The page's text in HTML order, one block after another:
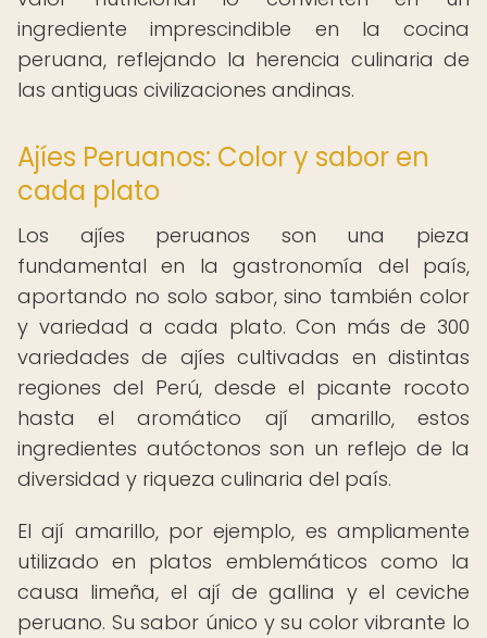
ingrediente imprescindible en la cocina
peruana, reflejando la herencia culinaria de
las antiguas civilizaciones andinas.
Ajíes Peruanos: Color y sabor en
cada plato
Los ajíes peruanos son una pieza
fundamental en la gastronomía del país,
aportando no solo sabor, sino también color
y variedad a cada plato. Con más de 300
variedades de ajíes cultivadas en distintas
regiones del Perú, desde el picante rocoto
hasta el aromático ají amarillo, estos
ingredientes autóctonos son un reflejo de la
diversidad y riqueza culinaria del país.
El ají amarillo, por ejemplo, es ampliamente
utilizado en platos emblemáticos como la
causa limeña, el ají de gallina y el ceviche
peruano. Su sabor único y su color vibrante lo